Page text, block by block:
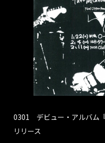
0301 デビュー・アルバム
リリース